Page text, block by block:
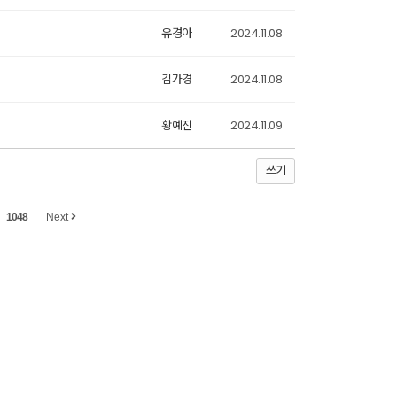
유경아 2024.11.08
김가경 2024.11.08
황예진 2024.11.09
쓰기
1048 Next